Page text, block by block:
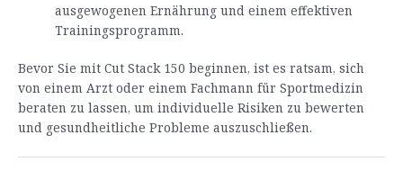
ausgewogenen Ernährung und einem effektiven
Trainingsprogramm.
Bevor Sie mit Cut Stack 150 beginnen, ist es ratsam, sich
von einem Arzt oder einem Fachmann für Sportmedizin
beraten zu lassen, um individuelle Risiken zu bewerten
und gesundheitliche Probleme auszuschließen.